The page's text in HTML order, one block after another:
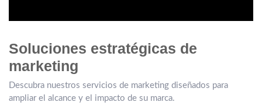
Soluciones estratégicas de
marketing
Descubra nuestros servicios de marketing diseñados para
ampliar el alcance y el impacto de su marca.